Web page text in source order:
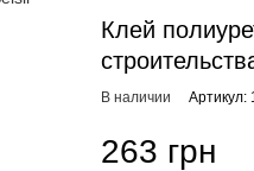
Клей
В наличии Артикул:
263 грн